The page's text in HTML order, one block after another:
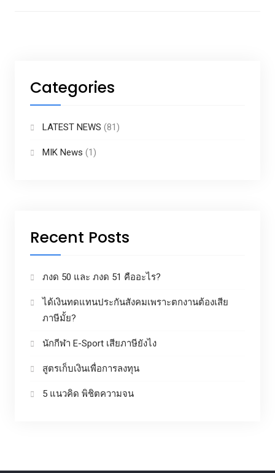
Categories
LATEST NEWS (81)
MIK News (1)
Recent Posts
ภงด 50 และ ภงด 51 คืออะไร?
ได้เงินทดแทนประกันสังคมเพราะตกงานต้องเสีย
ภาษีมั้ย?
นักกีฬา E-Sport เสียภาษียังไง
สูตรเก็บเงินเพื่อการลงทุน
5 แนวคิด พิชิตความจน